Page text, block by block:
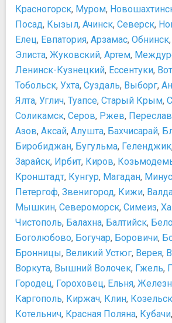
Красногорск, Муром,
Посад, Кызыл, Ачинск, Северск,
Елец, Евпатория, Арзамас, Обнинск,
Элиста, Жуковский, Артем,
Ленинск-Кузнецкий, Ессентуки,
Тобольск, Ухта, Суздаль, Выборг,
Ялта, Углич, Туапсе, Старый Крым,
Соликамск, Серов, Ржев,
Азов, Аксай, Алушта, Бахчисарай,
Биробиджан, Бугульма, Геленджик,
Зарайск, Ирбит, Киров,
Кронштадт, Кунгур, Магадан,
Петергоф, Звенигород, Кижи,
Мышкин, Североморск, Симеиз,
Чистополь, Балахна, Балтийск,
Боголюбово, Богучар, Боровичи,
Бронницы, Великий Устюг, Верея,
Воркута, Вышний Волочек, Гжель,
Городец, Гороховец, Ельня,
Каргополь, Киржач, Клин, Козельск
Котельнич, Красная Поляна, Кубачи,